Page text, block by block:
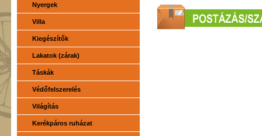
Nyergek
Villa
Kiegészítők
Lakatok (zárak)
Táskák
Védőfelszerelés
Világítás
Kerékpáros ruházat